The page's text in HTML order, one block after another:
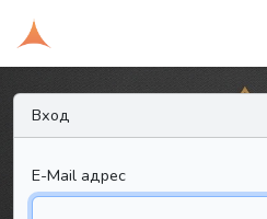
Вход
E-Mail адрес